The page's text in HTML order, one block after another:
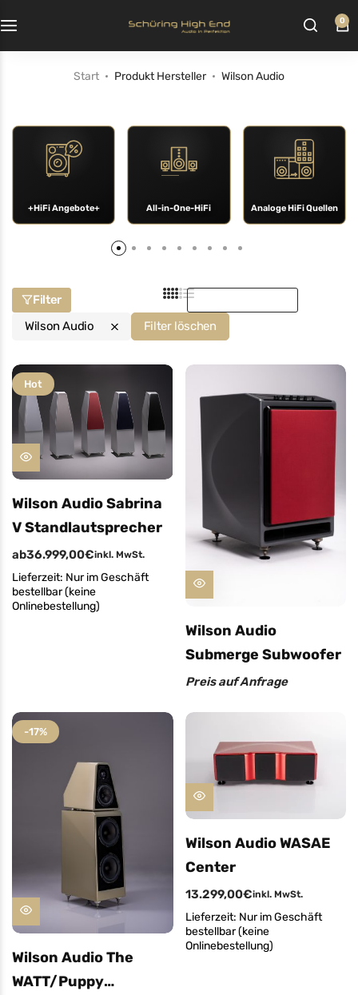
0
Start Produkt Hersteller Wilson Audio
+HiFi Angebote+ All-in-One-HiFi Analoge HiFi Quellen
Filter
Wilson Audio
Filter löschen
Hot
Wilson Audio Sabrina
V Standlautsprecher
ab36.999,00€inkl. MwSt.
Lieferzeit: Nur im Geschäft
bestellbar (keine
Onlinebestellung)
Wilson Audio
Submerge Subwoofer
Preis auf Anfrage
-17%
Wilson Audio The
WATT/Puppy
Wilson Audio WASAE
Center
13.299,00€inkl. MwSt.
Lieferzeit: Nur im Geschäft
bestellbar (keine
Onlinebestellung)